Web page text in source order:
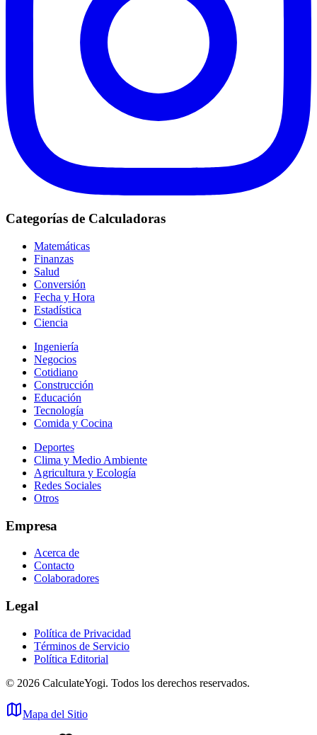
Categorías de Calculadoras
Matemáticas
Finanzas
Salud
Conversión
Fecha y Hora
Estadística
Ciencia
Ingeniería
Negocios
Cotidiano
Construcción
Educación
Tecnología
Comida y Cocina
Deportes
Clima y Medio Ambiente
Agricultura y Ecología
Redes Sociales
Otros
Empresa
Acerca de
Contacto
Colaboradores
Legal
Política de Privacidad
Términos de Servicio
Política Editorial
© 2026 CalculateYogi. Todos los derechos reservados.
Mapa del Sitio